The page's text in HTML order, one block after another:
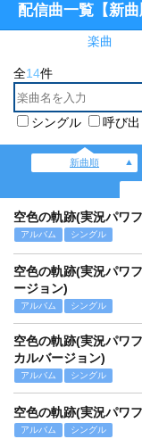
配信曲一覧【新曲
楽曲
全14件
シングル 呼び
新曲順
空色の軌跡(実況パワ
アルバム シングル
空色の軌跡(実況パワ
ージョン)
アルバム シングル
空色の軌跡(実況パワ
カルバージョン)
アルバム シングル
空色の軌跡(実況パワ
アルバム シングル